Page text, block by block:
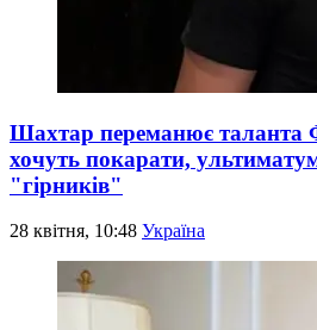
Шахтар переманює таланта
хочуть покарати,
"гірників"
28 квітня, 10:48 Україна